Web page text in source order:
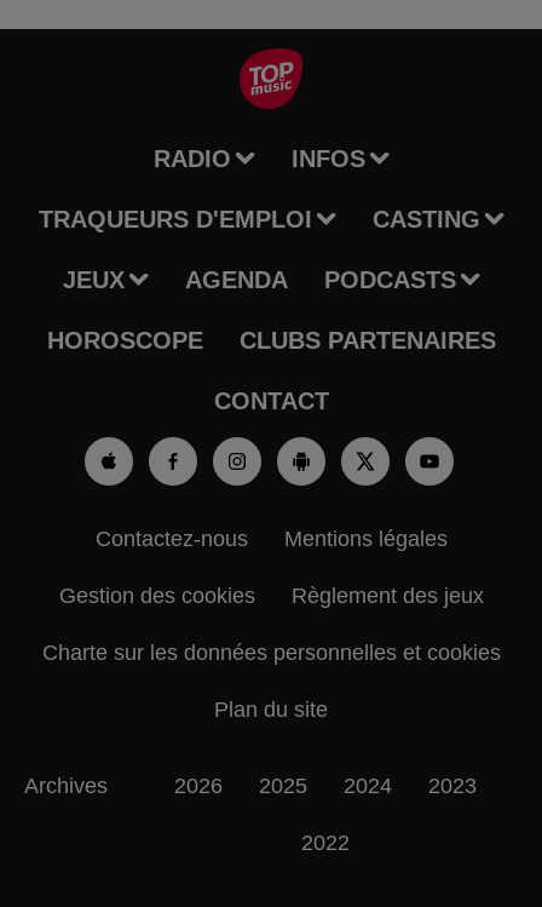
RADIO INFOS
TRAQUEURS D'EMPLOI CASTING
JEUX AGENDA PODCASTS
HOROSCOPE CLUBS PARTENAIRES
CONTACT
Contactez-nous Mentions légales
Gestion des cookies Règlement des jeux
Charte sur les données personnelles et cookies
Plan du site
Archives 2026 2025 2024 2023
2022